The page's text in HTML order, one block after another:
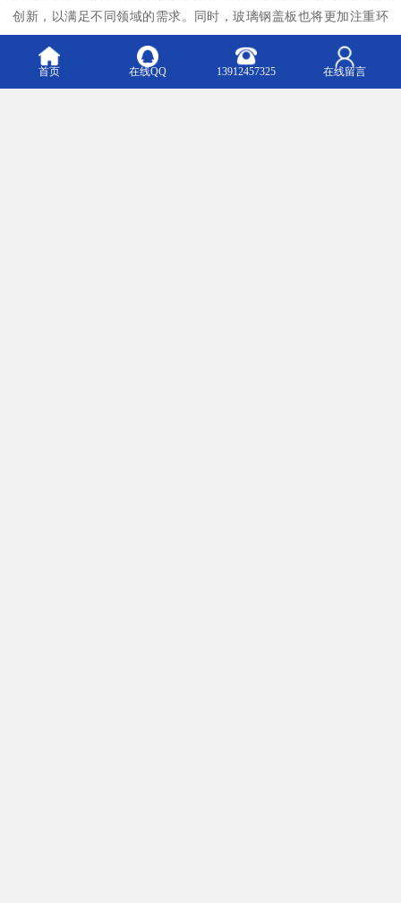
创新，以满足不同领域的需求。同时，玻璃钢盖板也将更加注重环
首页 在线QQ 13912457325 在线留言